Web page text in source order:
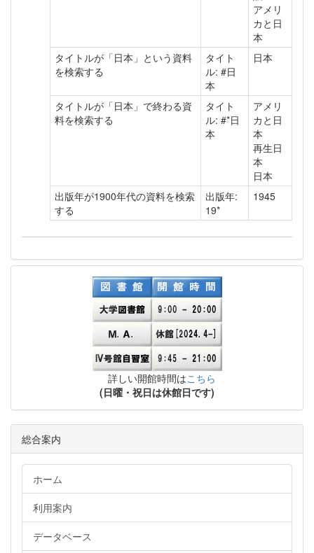
アメリ
カと日
本
タイトルが「日本」という資料
を検索する
タイト
ル: #日
本
日本
タイトルが「日本」で終わる資
料を検索する
タイト
ル: #*日
本
アメリ
カと日
本
再生日
本
日本
出版年が1900年代の資料を検索
する
出版年:
19*
1945
詳しい開館時間はこちら
(日曜・祝日は休館日です)
総合案内
ホーム
利用案内
データベース